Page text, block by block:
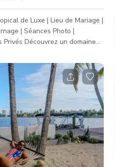
de Luxe | Lieu de Mariage |
| Séances Photo |
un domaine
mariages inoubliables, des
privés et des productions
Ce lieu polyvalent pour
photo et événements
tout, des mariages
aux réunions d'entreprise, en
les publicités, clips musicaux et
création de contenu. Située au cœur